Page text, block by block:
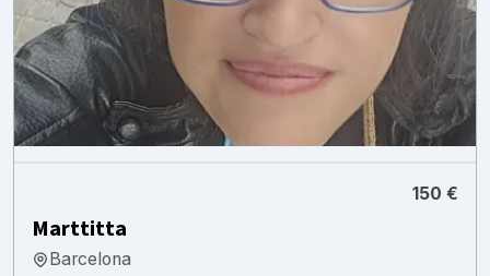
150 €
Marttitta
Barcelona